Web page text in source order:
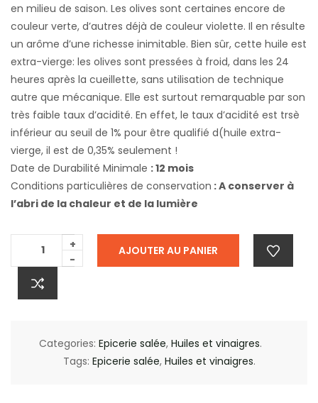
en milieu de saison. Les olives sont certaines encore de
couleur verte, d’autres déjà de couleur violette. Il en résulte
un arôme d’une richesse inimitable. Bien sûr, cette huile est
extra-vierge: les olives sont pressées à froid, dans les 24
heures après la cueillette, sans utilisation de technique
autre que mécanique. Elle est surtout remarquable par son
très faible taux d’acidité. En effet, le taux d’acidité est trsè
inférieur au seuil de 1% pour être qualifié d(huile extra-
vierge, il est de 0,35% seulement !
Date de Durabilité Minimale : 12 mois
Conditions particulières de conservation : A conserver à
l’abri de la chaleur et de la lumière
+
-
AJOUTER AU PANIER
Categories: Epicerie salée, Huiles et vinaigres.
Tags: Epicerie salée, Huiles et vinaigres.